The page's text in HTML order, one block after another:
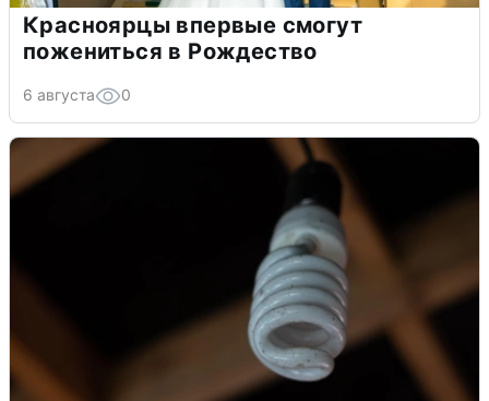
Красноярцы впервые смогут
пожениться в Рождество
6 августа 0